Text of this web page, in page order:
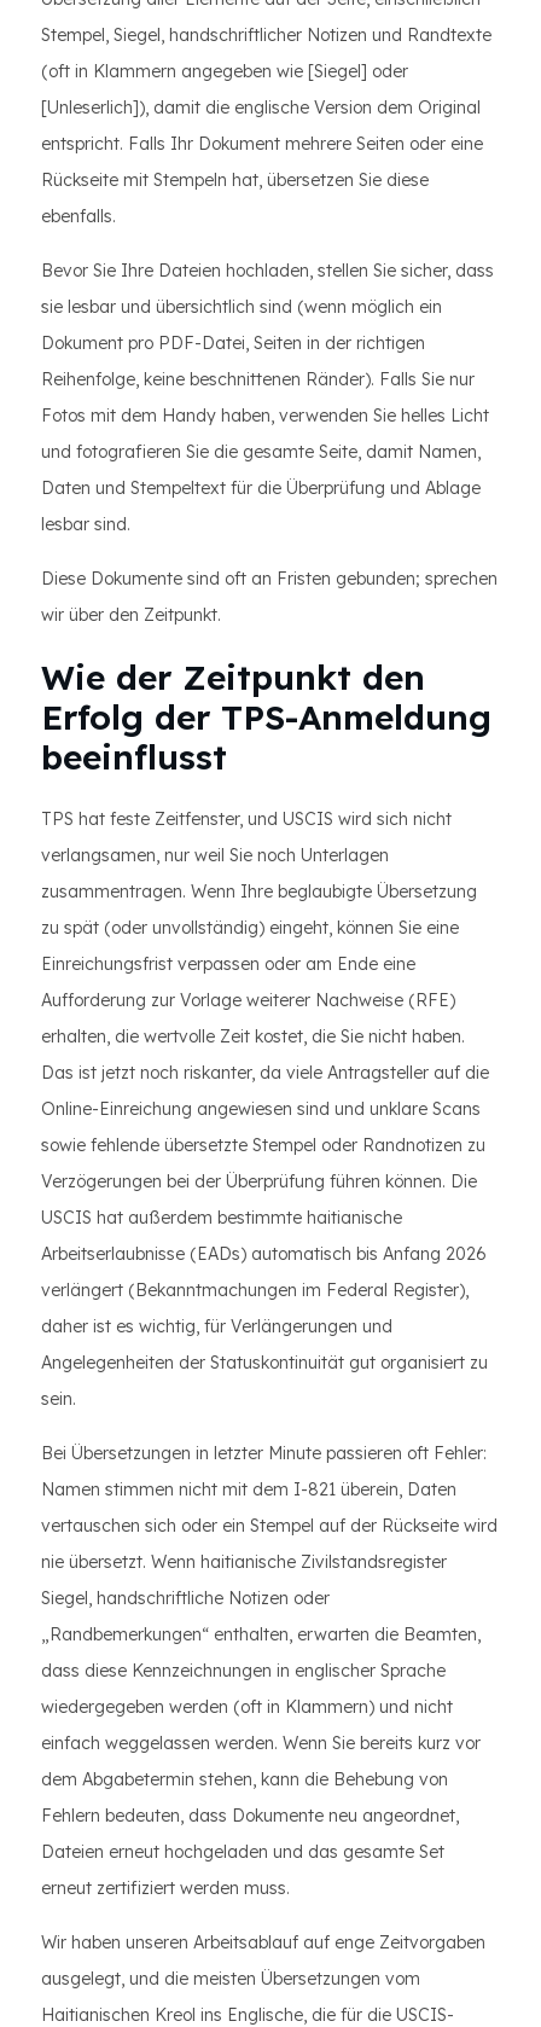
Stempel, Siegel, handschriftlicher Notizen und Randtexte
(oft in Klammern angegeben wie [Siegel] oder
[Unleserlich]), damit die englische Version dem Original
entspricht. Falls Ihr Dokument mehrere Seiten oder eine
Rückseite mit Stempeln hat, übersetzen Sie diese
ebenfalls.
Bevor Sie Ihre Dateien hochladen, stellen Sie sicher, dass
sie lesbar und übersichtlich sind (wenn möglich ein
Dokument pro PDF-Datei, Seiten in der richtigen
Reihenfolge, keine beschnittenen Ränder). Falls Sie nur
Fotos mit dem Handy haben, verwenden Sie helles Licht
und fotografieren Sie die gesamte Seite, damit Namen,
Daten und Stempeltext für die Überprüfung und Ablage
lesbar sind.
Diese Dokumente sind oft an Fristen gebunden; sprechen
wir über den Zeitpunkt.
Wie der Zeitpunkt den
Erfolg der TPS-Anmeldung
beeinflusst
TPS hat feste Zeitfenster, und USCIS wird sich nicht
verlangsamen, nur weil Sie noch Unterlagen
zusammentragen. Wenn Ihre beglaubigte Übersetzung
zu spät (oder unvollständig) eingeht, können Sie eine
Einreichungsfrist verpassen oder am Ende eine
Aufforderung zur Vorlage weiterer Nachweise (RFE)
erhalten, die wertvolle Zeit kostet, die Sie nicht haben.
Das ist jetzt noch riskanter, da viele Antragsteller auf die
Online-Einreichung angewiesen sind und unklare Scans
sowie fehlende übersetzte Stempel oder Randnotizen zu
Verzögerungen bei der Überprüfung führen können. Die
USCIS hat außerdem bestimmte haitianische
Arbeitserlaubnisse (EADs) automatisch bis Anfang 2026
verlängert (Bekanntmachungen im Federal Register),
daher ist es wichtig, für Verlängerungen und
Angelegenheiten der Statuskontinuität gut organisiert zu
sein.
Bei Übersetzungen in letzter Minute passieren oft Fehler:
Namen stimmen nicht mit dem I-821 überein, Daten
vertauschen sich oder ein Stempel auf der Rückseite wird
nie übersetzt. Wenn haitianische Zivilstandsregister
Siegel, handschriftliche Notizen oder
„Randbemerkungen“ enthalten, erwarten die Beamten,
dass diese Kennzeichnungen in englischer Sprache
wiedergegeben werden (oft in Klammern) und nicht
einfach weggelassen werden. Wenn Sie bereits kurz vor
dem Abgabetermin stehen, kann die Behebung von
Fehlern bedeuten, dass Dokumente neu angeordnet,
Dateien erneut hochgeladen und das gesamte Set
erneut zertifiziert werden muss.
Wir haben unseren Arbeitsablauf auf enge Zeitvorgaben
ausgelegt, und die meisten Übersetzungen vom
Haitianischen Kreol ins Englische, die für die USCIS-